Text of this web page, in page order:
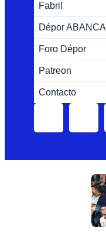
Fabril
Dépor ABANCA
Foro Dépor
Patreon
Contacto